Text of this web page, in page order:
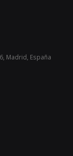
Madrid, España